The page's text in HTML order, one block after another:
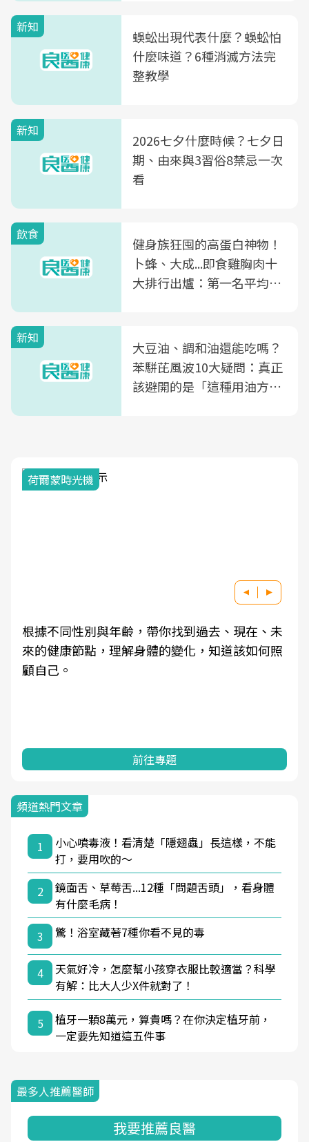
新知
蜈蚣出現代表什麼？蜈蚣怕
什麼味道？6種消滅方法完
整教學
新知
2026七夕什麼時候？七夕日
期、由來與3習俗8禁忌一次
看
飲食
健身族狂囤的高蛋白神物！
卜蜂、大成...即食雞胸肉十
大排行出爐：第一名平均一
新知
大豆油、調和油還能吃嗎？
苯駢芘風波10大疑問：真正
該避開的是「這種用油方
荷爾蒙時光機
根據不同性別與年齡，帶你找到過去、現在、未
來的健康節點，理解身體的變化，知道該如何照
顧自己。
前往專題
頻道熱門文章
1
小心噴毒液！看清楚「隱翅蟲」長這樣，不能
打，要用吹的～
2
鏡面舌、草莓舌...12種「問題舌頭」，看身體
有什麼毛病！
3
驚！浴室藏著7種你看不見的毒
4
天氣好冷，怎麼幫小孩穿衣服比較適當？科學
有解：比大人少X件就對了！
5
植牙一顆8萬元，算貴嗎？在你決定植牙前，
一定要先知道這五件事
最多人推薦醫師
我要推薦良醫